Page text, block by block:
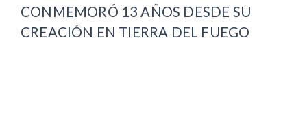
CONMEMORÓ 13 AÑOS DESDE SU
CREACIÓN EN TIERRA DEL FUEGO